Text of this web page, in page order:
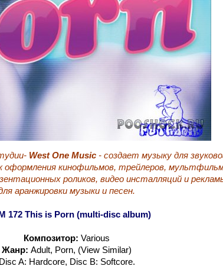
West One Music - создает музыку для
оформления кинофильмов, трейлеров,
роликов, видео инсталляций и
аранжировки музыки и песен.
172 This is Porn (multi-disc album)
Композитор: Various
Жанр: Adult, Porn, (View Similar)
Disc A: Hardcore, Disc B: Softcore.